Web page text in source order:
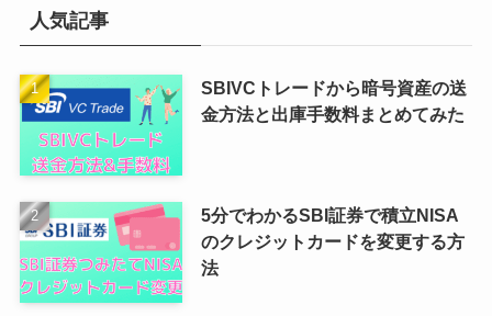
人気記事
SBIVCトレードから暗号資産の送
金方法と出庫手数料まとめてみた
5分でわかるSBI証券で積立NISA
のクレジットカードを変更する方
法